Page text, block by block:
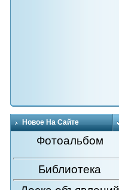
Новое На Сайте
Фотоальбом
Библиотека